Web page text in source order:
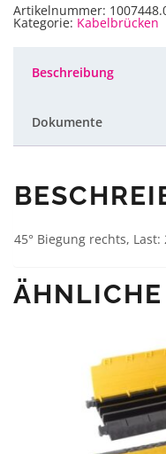
Ecke
Menge
Artikelnummer:
Kategorie: Kabelbrücken
Beschreibung
Dokumente
45° Biegung rechts, Last: